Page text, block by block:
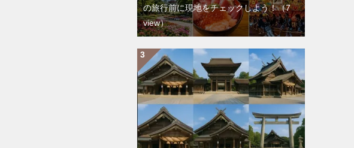
の旅行前に現地をチェックしよう！（7
view）